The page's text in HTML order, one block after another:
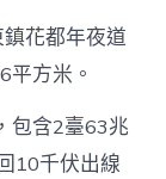
花都年夜道
方米。
包含2臺63兆
10千伏出線